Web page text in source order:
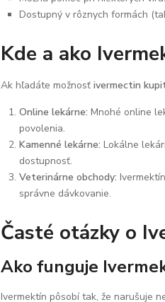
Dostupný v rôznych formách
Kde a ako
Ak hľadáte možnosť ivermectin
Online lekárne: Mnohé online
povolenia.
Kamenné lekárne: Lokálne
dostupnosť.
Veterinárne obchody:
správne dávkovanie.
Časté otázky o
Ako funguje
Ivermektín pôsobí tak, že narušuje